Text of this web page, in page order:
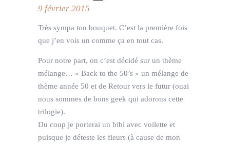
9 février 2015
Très sympa ton bouquet. C’est la première fois
que j’en vois un comme ça en tout cas.
Pour notre part, on c’est décidé sur un thème
mélange… « Back to the 50’s » un mélange de
thème année 50 et de Retour vers le futur (ouai
nous sommes de bons geek qui adorons cette
trilogie).
Du coup je porterai un bibi avec voilette et
puisque je déteste les fleurs (à cause de mon